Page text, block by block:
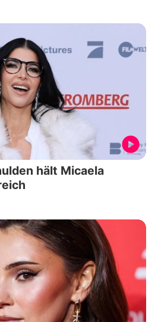
hält Micaela